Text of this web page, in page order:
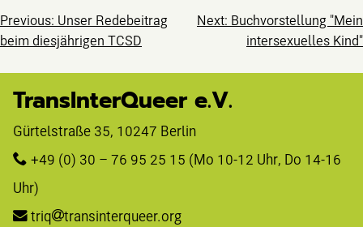
Previous: Unser Redebeitrag
beim diesjährigen TCSD
Next: Buchvorstellung "Mein
intersexuelles Kind"
TransInterQueer e.V.
Gürtelstraße 35, 10247 Berlin
+49 (0) 30 – 76 95 25 15 (Mo 10-12 Uhr, Do 14-16
Uhr)
triq
transinterqueer.org